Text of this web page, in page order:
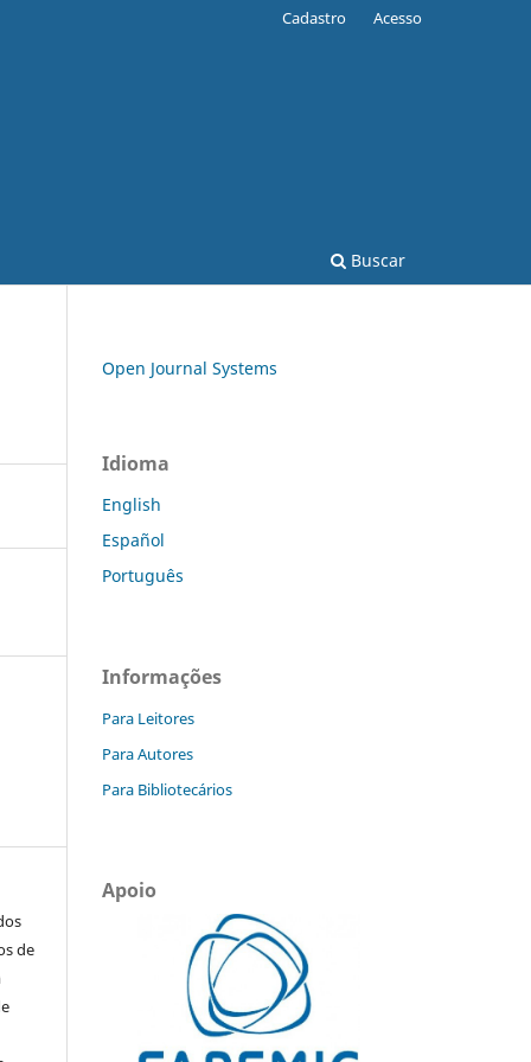
Buscar
Cadastro Acesso
de
Open Journal Systems
Idioma
English
Español
Português
Informações
Para Leitores
Para Autores
Para Bibliotecários
Apoio